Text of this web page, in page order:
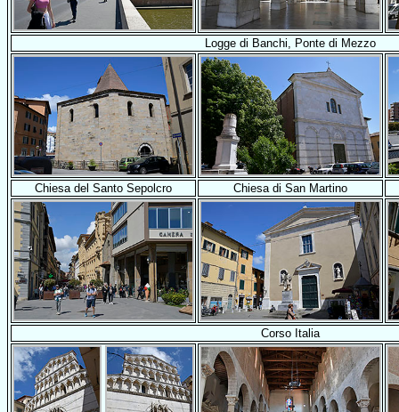
Logge di Banchi, Ponte di Mezzo
Chiesa del Santo Sepolcro Chiesa di San Martino
Corso Italia